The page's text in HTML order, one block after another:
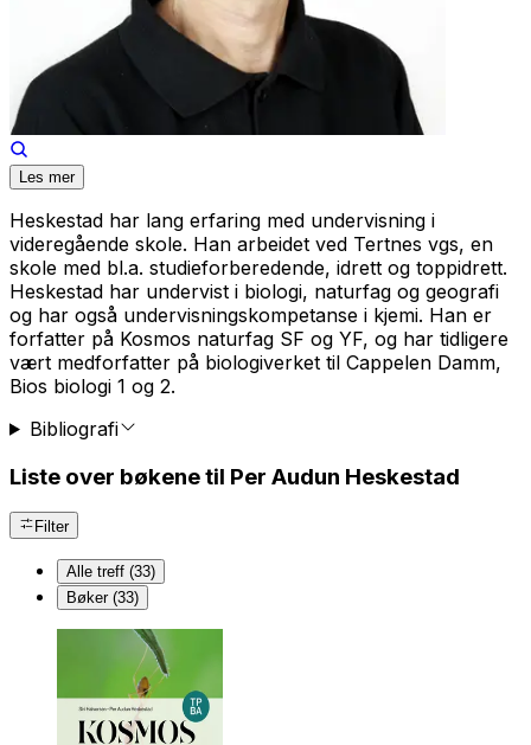
Les mer
Heskestad har lang erfaring med undervisning i
videregående skole. Han arbeidet ved Tertnes vgs, en
skole med bl.a. studieforberedende, idrett og toppidrett.
Heskestad har undervist i biologi, naturfag og geografi
og har også undervisningskompetanse i kjemi. Han er
forfatter på Kosmos naturfag SF og YF, og har tidligere
vært medforfatter på biologiverket til Cappelen Damm,
Bios biologi 1 og 2.
Bibliografi
Liste over bøkene til Per Audun Heskestad
Filter
Alle treff (33)
Bøker (33)